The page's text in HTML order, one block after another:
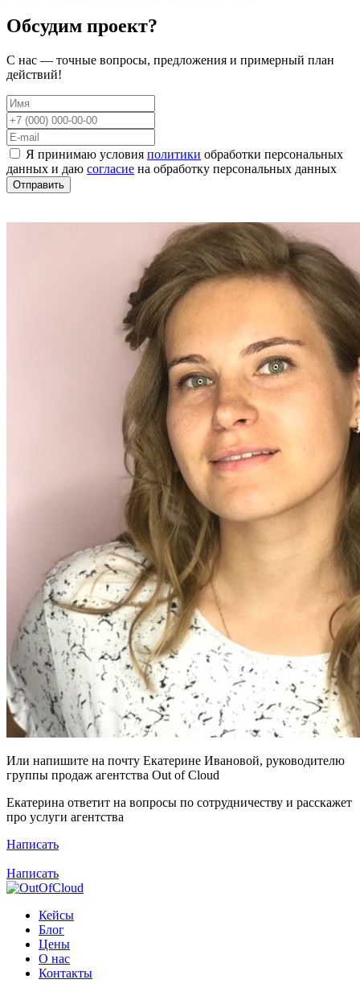
Обсудим проект?
С нас — точные вопросы, предложения и примерный план
действий!
Я принимаю условия политики обработки персональных
данных и даю согласие на обработку персональных данных
Отправить
Или напишите на почту Екатерине Ивановой, руководителю
группы продаж агентства Out of Cloud
Екатерина ответит на вопросы по сотрудничеству и расскажет
про услуги агентства
Написать
Написать
Кейсы
Блог
Цены
О нас
Контакты